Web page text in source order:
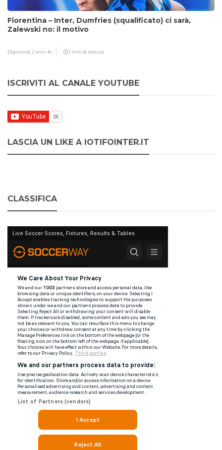
Fiorentina – Inter, Dumfries (squalificato) ci sarà,
Zalewski no: il motivo
Digitrend, 2 anni fa 1 min di lettura
ISCRIVITI AL CANALE YOUTUBE
LASCIA UN LIKE A IOTIFOINTER.IT
CLASSIFICA